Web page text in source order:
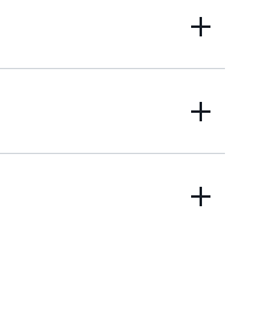
管理和客户端证书身
性的应用程序。